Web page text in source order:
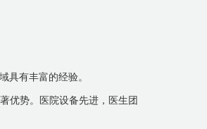
具有丰富的经验。
优势。医院设备先进，医生团